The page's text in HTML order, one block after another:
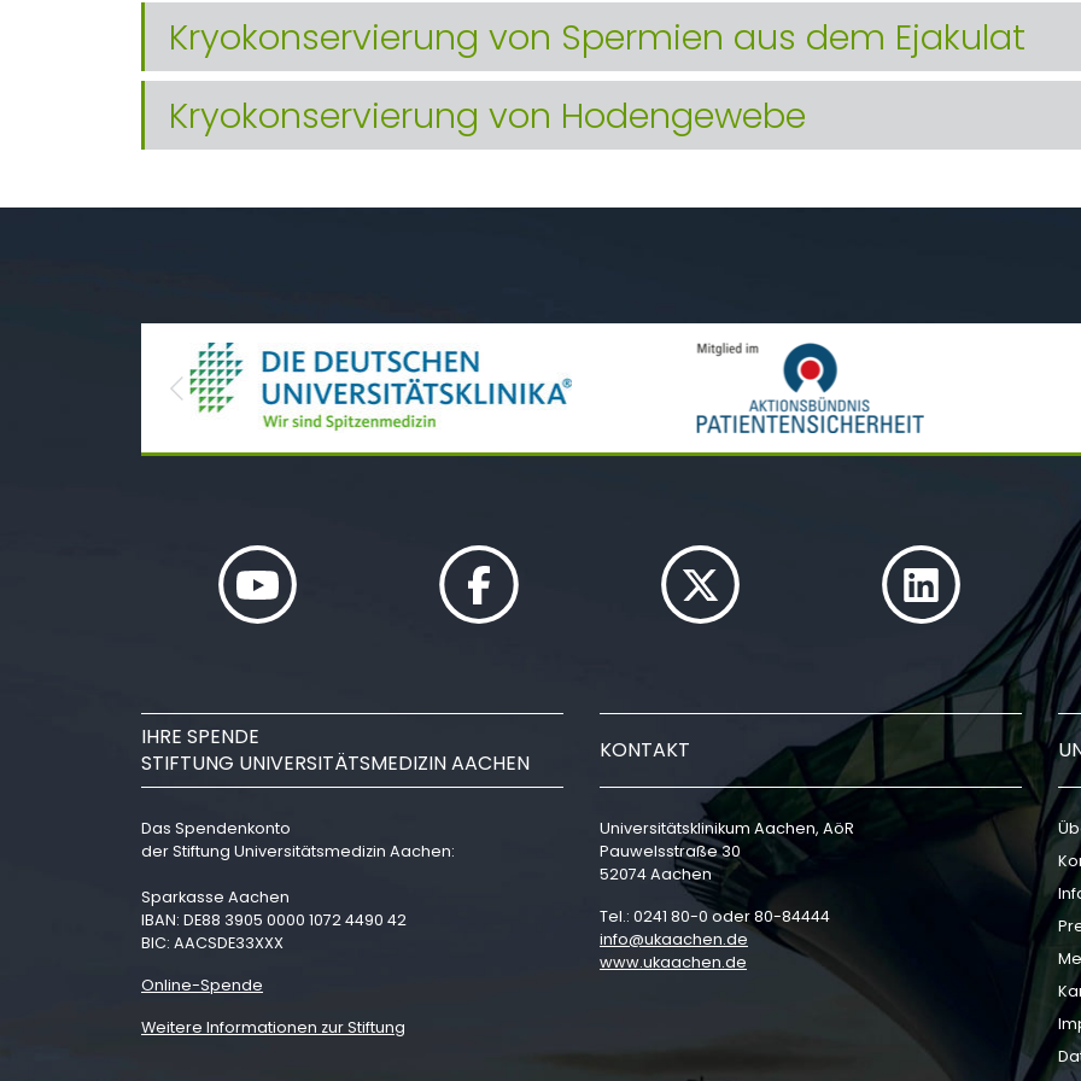
Kryokonservierung von Spermien aus dem Ejakulat
Kryokonservierung von Hodengewebe
Previous
IHRE SPENDE
STIFTUNG UNIVERSITÄTSMEDIZIN AACHEN
Das Spendenkonto
der Stiftung Universitätsmedizin Aachen:
Sparkasse Aachen
IBAN: DE88 3905 0000 1072 4490 42
BIC: AACSDE33XXX
Online-Spende
Weitere Informationen zur Stiftung
KONTAKT
Universitätsklinikum Aachen, AöR
Pauwelsstraße 30
52074 Aachen
Tel.: 0241 80-0 oder 80-84444
info
ukaachen de
www.ukaachen.de